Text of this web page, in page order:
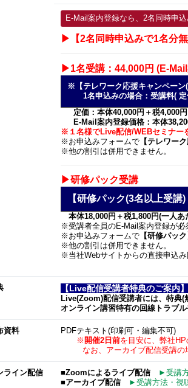
E-Mail案内登録なら、2名同時申
▶【2名同時申込みで1名分
▶1名受講：44,000円 (E-
※【テレワーク応援キャンペー
1名申込みの場合：受講料( 定
定価：本体40,000円＋税4,000円
E-Mail案内登録価格：本体
※１名様でLive配信/WEBセミナー
※お申込みフォームで【テレワーク
※他の割引は併用できません。
▶研修パック受講
【研修パック(3名以上受講
本体18,000円＋税1,800円(一人あ
※受講者全員のE-Mail案内登録が必
※お申込みフォームで【研修パック
※他の割引は併用できません。
※当社Webサイトからの直接申込み
【Live配信受講者特典のご案内】
Live(Zoom)配信受講者には、特典(
オンライン講習特有の回線トラブ
資料
PDFテキスト(印刷可・編集不可)
※ 開催2日前を目安に、弊社HP
なお、アーカイブ配信受講の場
ライン配信 ■Zoomによるライブ配信 ►受講
■アーカイブ配信
►受講方法・視